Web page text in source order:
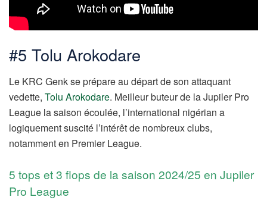
#5 Tolu Arokodare
Le KRC Genk se prépare au départ de son attaquant
vedette, Tolu Arokodare. Meilleur buteur de la Jupiler Pro
League la saison écoulée, l’international nigérian a
logiquement suscité l’intérêt de nombreux clubs,
notamment en Premier League.
5 tops et 3 flops de la saison 2024/25 en Jupiler
Pro League